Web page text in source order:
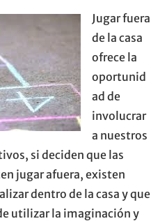
Jugar fuera
de la casa
ofrece la
oportunid
ad de
involucrar
a nuestros
si deciden que las
jugar afuera, existen
dentro de la casa y que
utilizar la imaginación y